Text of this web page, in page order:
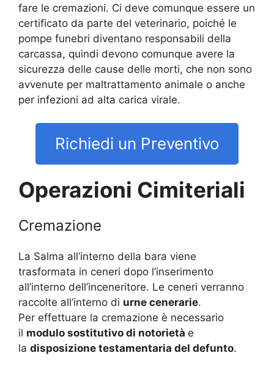
fare le cremazioni. Ci deve comunque essere un
certificato da parte del veterinario, poiché le
pompe funebri diventano responsabili della
carcassa, quindi devono comunque avere la
sicurezza delle cause delle morti, che non sono
avvenute per maltrattamento animale o anche
per infezioni ad alta carica virale.
Richiedi un Preventivo
Operazioni Cimiteriali
Cremazione
La Salma all’interno della bara viene
trasformata in ceneri dopo l’inserimento
all’interno dell’inceneritore. Le ceneri verranno
raccolte all’interno di urne cenerarie.
Per effettuare la cremazione è necessario
il modulo sostitutivo di notorietà e
la disposizione testamentaria del defunto.